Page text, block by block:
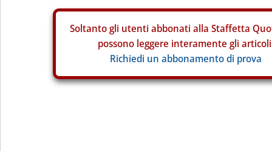
Soltanto gli utenti abbonati alla Staffetta
possono leggere interamente gli
Richiedi un abbonamento di prova